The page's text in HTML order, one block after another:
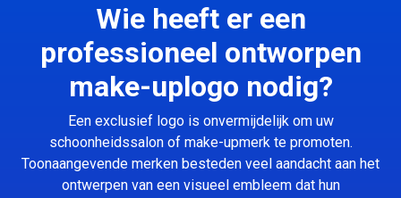
Wie heeft er een
professioneel ontworpen
make-uplogo nodig?
Een exclusief logo is onvermijdelijk om uw
schoonheidssalon of make-upmerk te promoten.
Toonaangevende merken besteden veel aandacht aan het
ontwerpen van een visueel embleem dat hun